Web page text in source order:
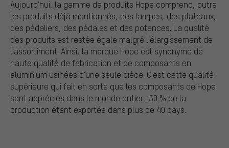
Aujourd'hui, la gamme de produits Hope comprend, outre
les produits déjà mentionnés, des lampes, des plateaux,
des pédaliers, des pédales et des potences. La qualité
des produits est restée égale malgré l'élargissement de
l'assortiment. Ainsi, la marque Hope est synonyme de
haute qualité de fabrication et de composants en
aluminium usinées d'une seule pièce. C'est cette qualité
supérieure qui fait en sorte que les composants de Hope
sont appréciés dans le monde entier : 50 % de la
production étant exportée dans plus de 40 pays.